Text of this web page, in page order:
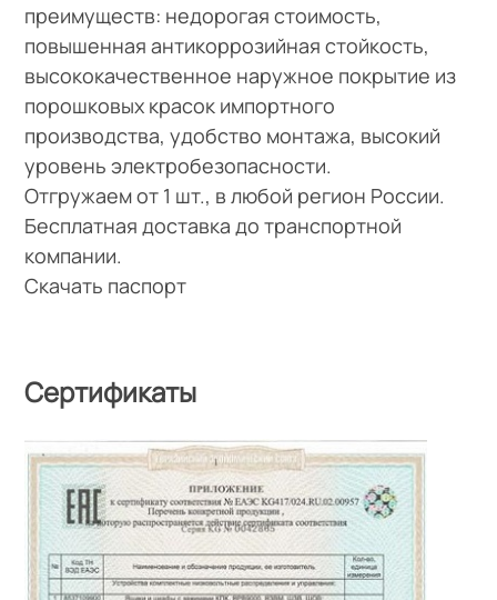
преимуществ: недорогая стоимость,
повышенная антикоррозийная стойкость,
высококачественное наружное покрытие из
порошковых красок импортного
производства, удобство монтажа, высокий
уровень электробезопасности.
Отгружаем от 1 шт., в любой регион России.
Бесплатная доставка до транспортной
компании.
Скачать паспорт
Сертификаты